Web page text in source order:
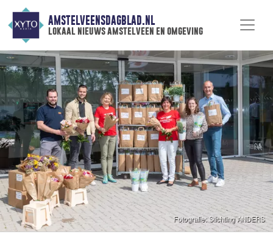
AMSTELVEENSDAGBLAD.NL
lokaal nieuws amstelveen en omgeving